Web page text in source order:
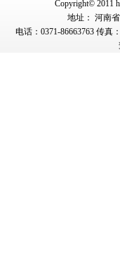
Copyright© 2011
地址： 河南
电话：0371-86663763 传真